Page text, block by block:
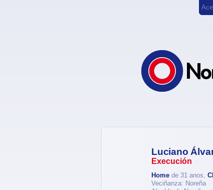
Luciano
Execución
Home de 31 anos,
Veciñanza: Noreña